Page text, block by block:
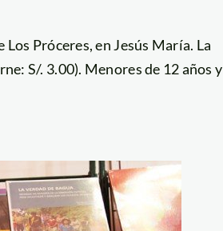
Próceres, en Jesús María. La
S/. 3.00). Menores de 12 años y